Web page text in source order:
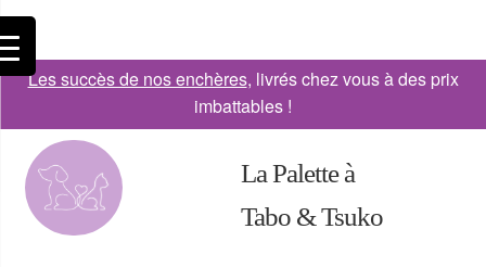
Les succès de nos enchères, livrés chez vous à des prix
imbattables !
La Palette à
Tabo & Tsuko